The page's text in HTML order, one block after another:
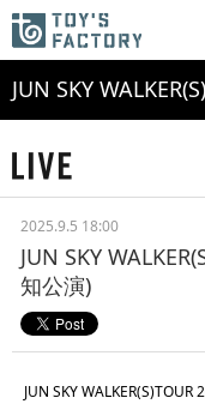
JUN SKY WALKER(S)
2025.9.5 18:00
JUN SKY
知公演)
JUN SKY WALKER(S)TOUR